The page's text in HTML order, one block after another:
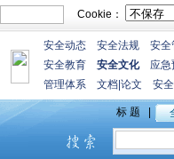
Cookie：
安全动态 安全法规 安全
安全教育
安全文化 应急
管理体系
文档 论文 安